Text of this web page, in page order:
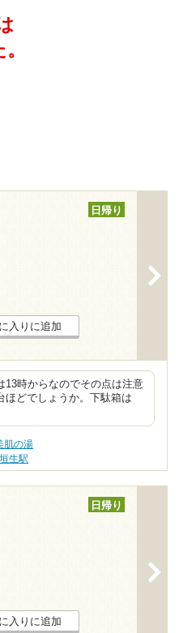
日帰り
入りに追加
13時からなのでその点は注意
ほどでしょうか。下駄箱は
肌の湯
生駅
日帰り
入りに追加